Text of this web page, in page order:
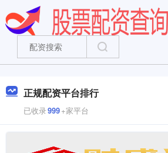
正规配资平台排行
已收录999+家平台